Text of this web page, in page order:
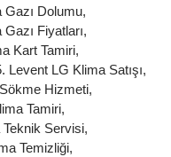
Dolumu,
Fiyatları,
Kart Tamiri,
Levent LG Klima Satışı,
Hizmeti,
Tamiri,
Servisi,
Temizliği,